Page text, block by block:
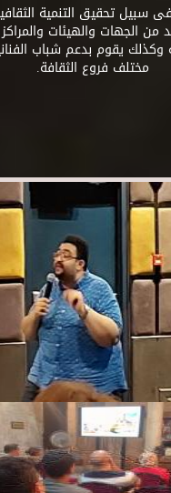
سبيل تحقيق التنمية
من الجهات والهيئات والمراكز
وكذلك يقوم بدعم شباب
مختلف فروع الثقافة.